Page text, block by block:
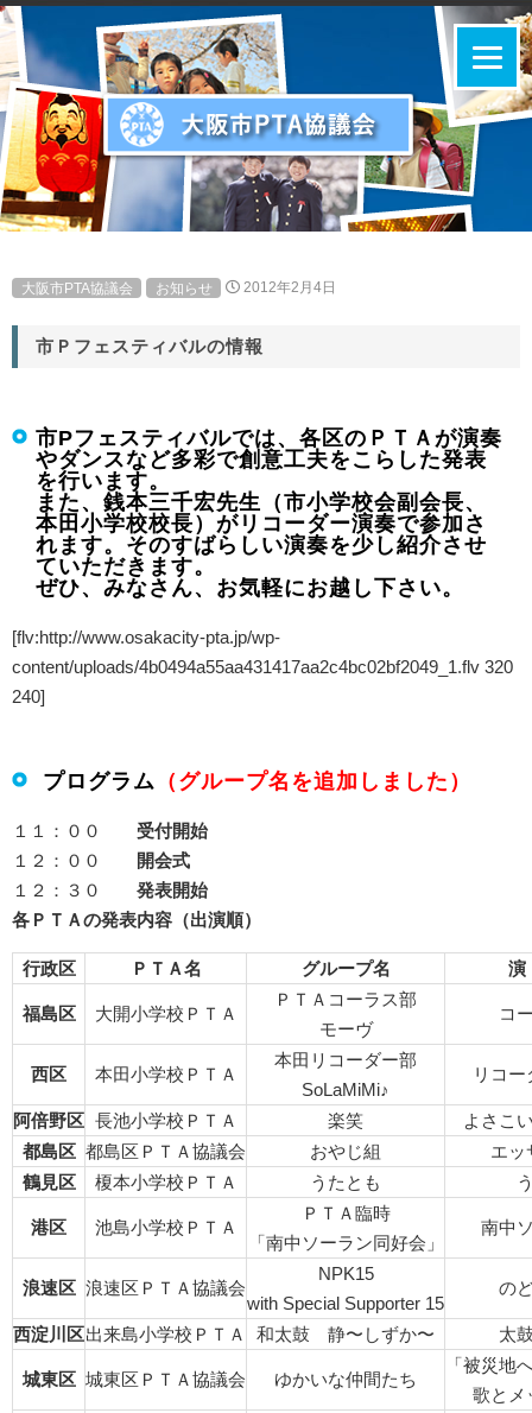
大阪市PTA協議会 お知らせ 2012年2月4日
市Ｐフェスティバルの情報
市Pフェスティバルでは、各区のＰＴＡが演奏
やダンスなど多彩で創意工夫をこらした発表
を行います。
また、銭本三千宏先生（市小学校会副会長、
本田小学校校長）がリコーダー演奏で参加さ
れます。そのすばらしい演奏を少し紹介させ
ていただきます。
ぜひ、みなさん、お気軽にお越し下さい。
[flv:http://www.osakacity-pta.jp/wp-
content/uploads/4b0494a55aa431417aa2c4bc02bf2049_1.flv 320
240]
プログラム （グループ名を追加しました）
１１：００ 受付開始
１２：００
開会式
１２：３０ 発表開始
各ＰＴＡの発表内容（出演順）
行政区 ＰＴＡ名 グループ名
福島区 大開小学校ＰＴＡ
ＰＴＡコーラス部
モーヴ
コ
西区 本田小学校ＰＴＡ
本田リコーダー部
SoLaMiMi♪
リコー
阿倍野区 長池小学校ＰＴＡ 楽笑
よさこ
都島区 都島区ＰＴＡ協議会 おやじ組
エッ
鶴見区
榎本小学校ＰＴＡ うたとも
港区 池島小学校ＰＴＡ
ＰＴＡ臨時
「南中ソーラン同好会」
南中
浪速区 浪速区ＰＴＡ協議会
NPK15
with Special Supporter 15
の
西淀川区出来島小学校ＰＴＡ 和太鼓 静〜しずか〜 太
城東区 城東区ＰＴＡ協議会 ゆかいな仲間たち
「被災地
歌とメ